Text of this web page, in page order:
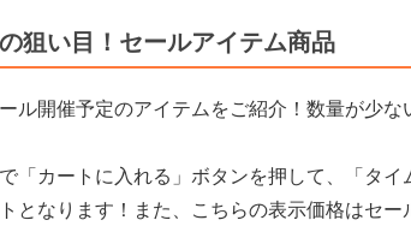
狙い目！セールアイテム商品
ル開催予定のアイテムをご紹介！数量が少
「カートに入れる」ボタンを押して、「タ
となります！また、こちらの表示価格はセ